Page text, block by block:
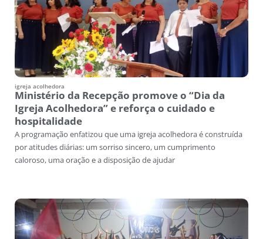
igreja acolhedora
Ministério da Recepção promove o “Dia da
Igreja Acolhedora” e reforça o cuidado e
hospitalidade
A programação enfatizou que uma igreja acolhedora é construída
por atitudes diárias: um sorriso sincero, um cumprimento
caloroso, uma oração e a disposição de ajudar